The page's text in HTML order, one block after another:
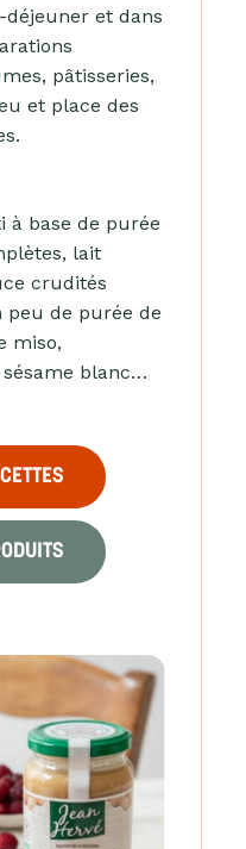
et dans
pâtisseries,
et place des
à base de purée
lait
crudités
peu de purée de
miso,
blanc…